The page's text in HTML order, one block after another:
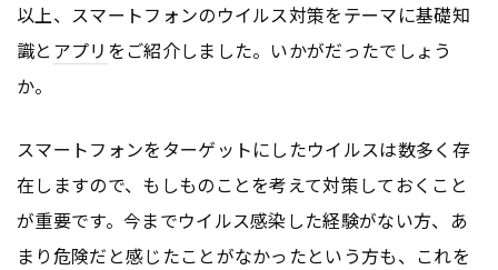
以上、スマートフォンのウイルス対策をテーマに基礎知
識と アプリ をご紹介しました。いかがだったでしょう
か。
スマートフォンをターゲットにしたウイルスは数多く存
在しますので、もしものことを考えて対策しておくこと
が重要です。今までウイルス感染した経験がない方、あ
まり危険だと感じたことがなかったという方も、これを